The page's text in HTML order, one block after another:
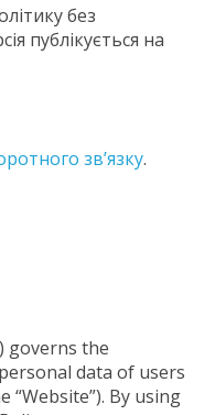
без
публікується на
зв’язку.
governs the
data of users
“Website”). By using